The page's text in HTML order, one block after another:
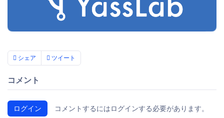
シェア ツイート
コメント
ログイン コメントするにはログインする必要があります。